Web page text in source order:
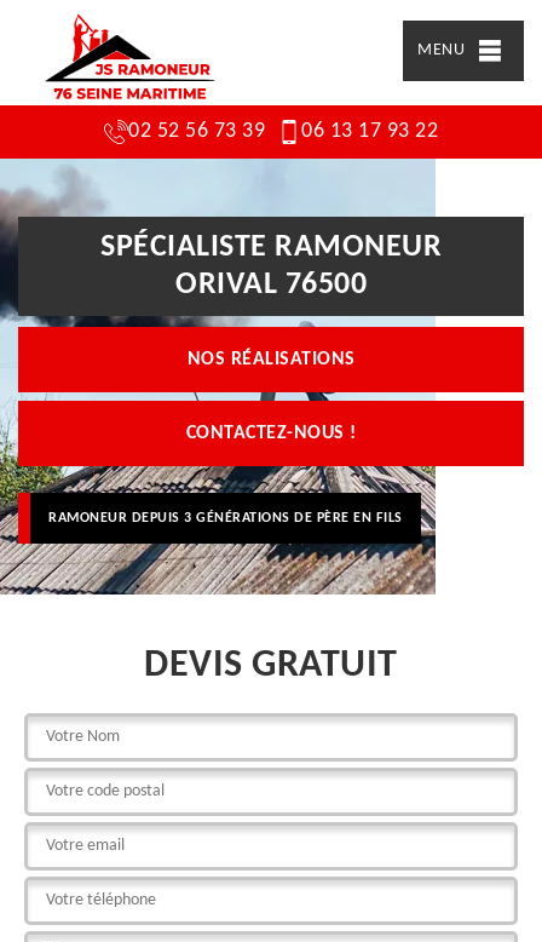
MENU
02 52 56 73 39 06 13 17 93 22
SPÉCIALISTE RAMONEUR
ORIVAL 76500
NOS RÉALISATIONS
CONTACTEZ-NOUS !
RAMONEUR DEPUIS 3 GÉNÉRATIONS DE PÈRE EN FILS
DEVIS GRATUIT